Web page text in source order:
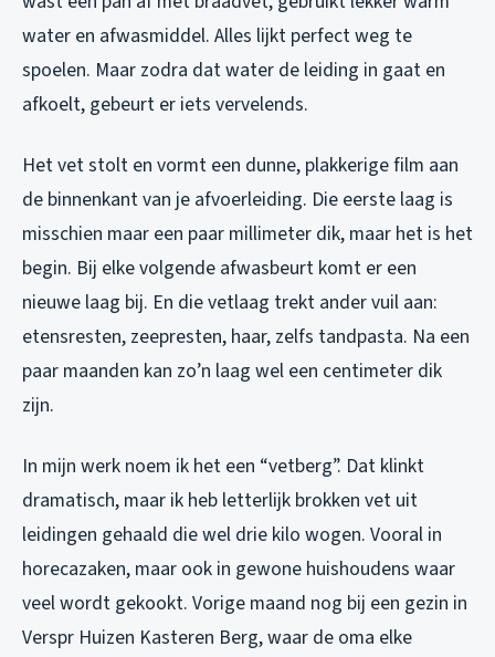
water en afwasmiddel. Alles lijkt perfect weg te
spoelen. Maar zodra dat water de leiding in gaat en
afkoelt, gebeurt er iets vervelends.
Het vet stolt en vormt een dunne, plakkerige film aan
de binnenkant van je afvoerleiding. Die eerste laag is
misschien maar een paar millimeter dik, maar het is het
begin. Bij elke volgende afwasbeurt komt er een
nieuwe laag bij. En die vetlaag trekt ander vuil aan:
etensresten, zeepresten, haar, zelfs tandpasta. Na een
paar maanden kan zo’n laag wel een centimeter dik
zijn.
In mijn werk noem ik het een “vetberg”. Dat klinkt
dramatisch, maar ik heb letterlijk brokken vet uit
leidingen gehaald die wel drie kilo wogen. Vooral in
horecazaken, maar ook in gewone huishoudens waar
veel wordt gekookt. Vorige maand nog bij een gezin in
Verspr Huizen Kasteren Berg, waar de oma elke